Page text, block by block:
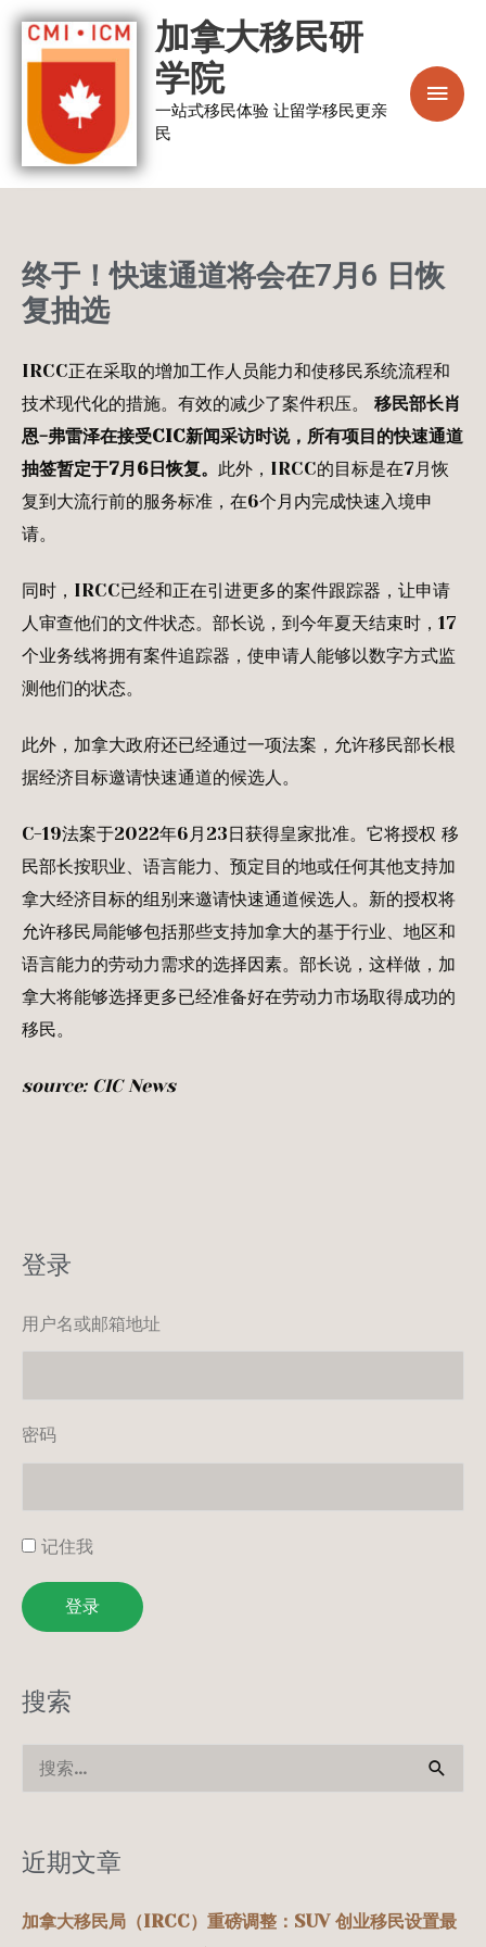
跳
加拿大移民研
学院
一站式移民体验 让留学移民更亲
民
菜
单
终于！快速通道将会在7月6 日恢
复抽选
IRCC正在采取的增加工作人员能力和使移民系统流程和
技术现代化的措施。有效的减少了案件积压。 移民部长肖
恩-弗雷泽在接受CIC新闻采访时说，所有项目的快速通道
抽签暂定于7月6日恢复。 此外，IRCC的目标是在7月恢
复到大流行前的服务标准，在6个月内完成快速入境申
请。
同时，IRCC已经和正在引进更多的案件跟踪器，让申请
人审查他们的文件状态。部长说，到今年夏天结束时，17
个业务线将拥有案件追踪器，使申请人能够以数字方式监
测他们的状态。
此外，加拿大政府还已经通过一项法案，允许移民部长根
据经济目标邀请快速通道的候选人。
C-19法案于2022年6月23日获得皇家批准。它将授权 移
民部长按职业、语言能力、预定目的地或任何其他支持加
拿大经济目标的组别来邀请快速通道候选人。新的授权将
允许移民局能够包括那些支持加拿大的基于行业、地区和
语言能力的劳动力需求的选择因素。部长说，这样做，加
拿大将能够选择更多已经准备好在劳动力市场取得成功的
移民。
source: CIC News
登录
用户名或邮箱地址
密码
记住我
登录
搜索
近期文章
加拿大移民局（IRCC）重磅调整：SUV 创业移民设置最